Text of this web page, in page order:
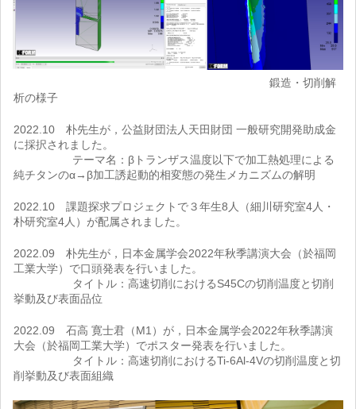
鍛造・切削解
析の様子
2022.10 朴先生が，公益財団法人天田財団 一般研究開発助成金
に採択されました。
テーマ名：βトランザス温度以下で加工熱処理による
純チタンのα→β加工誘起動的相変態の発生メカニズムの解明
2022.10 課題探求プロジェクトで３年生8人（細川研究室4人・
朴研究室4人）が配属されました。
2022.09 朴先生が，日本金属学会2022年秋季講演大会（於福岡
工業大学）で口頭発表を行いました。
タイトル：高速切削におけるS45Cの切削温度と切削
挙動及び表面品位
2022.09 石高 寛士君（M1）が，日本金属学会2022年秋季講演
大会（於福岡工業大学）でポスター発表を行いました。
タイトル：高速切削におけるTi-6Al-4Vの切削温度と切
削挙動及び表面組織